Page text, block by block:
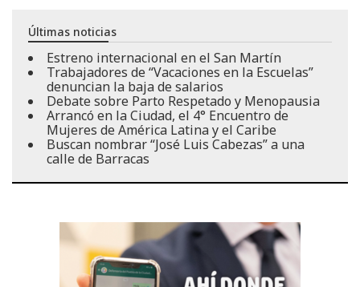
Últimas noticias
Estreno internacional en el San Martín
Trabajadores de “Vacaciones en la Escuelas”
denuncian la baja de salarios
Debate sobre Parto Respetado y Menopausia
Arrancó en la Ciudad, el 4° Encuentro de
Mujeres de América Latina y el Caribe
Buscan nombrar “José Luis Cabezas” a una
calle de Barracas